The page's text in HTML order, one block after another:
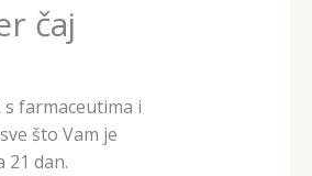
čaj
farmaceutima i
što Vam je
dan.